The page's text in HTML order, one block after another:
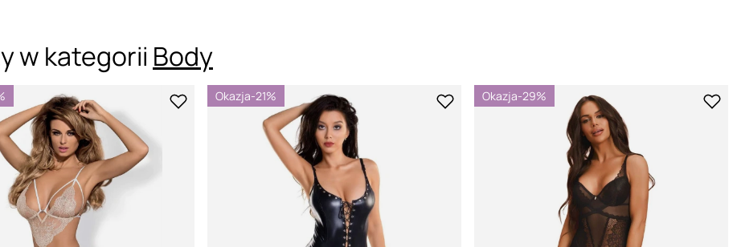
w kategorii Body
Okazja-21% Okazja-29%